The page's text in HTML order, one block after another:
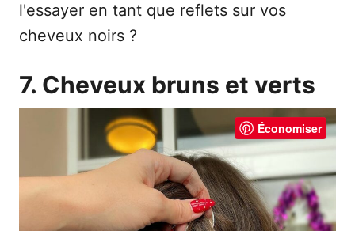
l'essayer en tant que reflets sur vos
cheveux noirs ?
7. Cheveux bruns et verts
Économiser